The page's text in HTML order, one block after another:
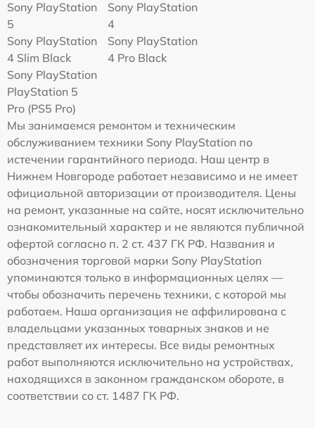
Sony PlayStation
5
Sony PlayStation
4
Sony PlayStation
4 Slim Black
Sony PlayStation
4 Pro Black
Sony PlayStation
PlayStation 5
Pro (PS5 Pro)
Мы занимаемся ремонтом и техническим
обслуживанием техники Sony PlayStation по
истечении гарантийного периода. Наш центр в
Нижнем Новгороде работает независимо и не имеет
официальной авторизации от производителя. Цены
на ремонт, указанные на сайте, носят исключительно
ознакомительный характер и не являются публичной
офертой согласно п. 2 ст. 437 ГК РФ. Названия и
обозначения торговой марки Sony PlayStation
упоминаются только в информационных целях —
чтобы обозначить перечень техники, с которой мы
работаем. Наша организация не аффилирована с
владельцами указанных товарных знаков и не
представляет их интересы. Все виды ремонтных
работ выполняются исключительно на устройствах,
находящихся в законном гражданском обороте, в
соответствии со ст. 1487 ГК РФ.